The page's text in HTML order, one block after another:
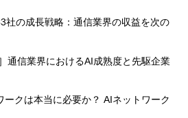
社の成長戦略：通信業界の収益を次の
通信業界におけるAI成熟度と先駆企業
ークは本当に必要か？ AIネットワーク